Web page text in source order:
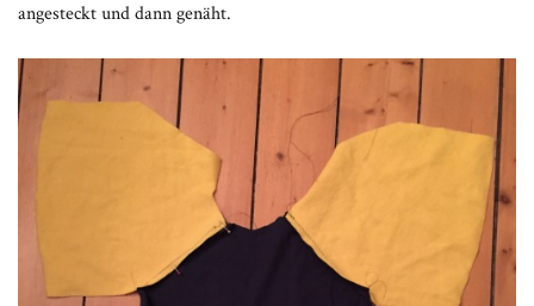
angesteckt und dann genäht.